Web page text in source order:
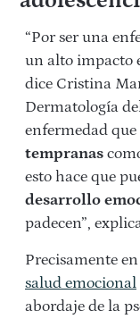
“Por ser una
un alto impacto
dice Cristina
Dermatología
enfermedad que
tempranas
esto hace que
desarrollo
padecen”,
Precisamente
salud emocional
abordaje de la